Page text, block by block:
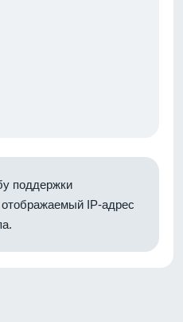
поддержки
отображаемый IP-адрес